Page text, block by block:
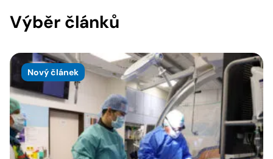
Výběr článků
Nový článek